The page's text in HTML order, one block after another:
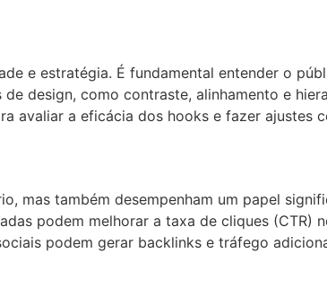
e estratégia. É fundamental entender o
design, como contraste, alinhamento e
avaliar a eficácia dos hooks e fazer ajustes
mas também desempenham um papel
podem melhorar a taxa de cliques (CTR)
podem gerar backlinks e tráfego